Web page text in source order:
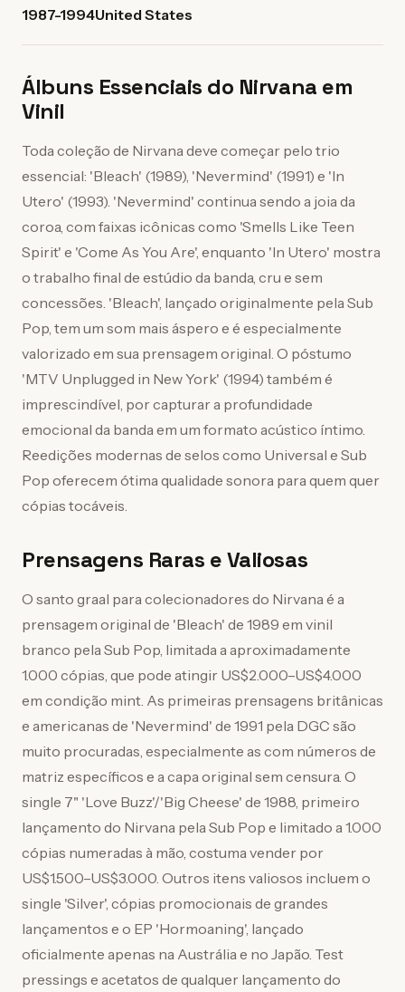
1987-1994United States
Álbuns Essenciais do Nirvana em
Vinil
Toda coleção de Nirvana deve começar pelo trio
essencial: 'Bleach' (1989), 'Nevermind' (1991) e 'In
Utero' (1993). 'Nevermind' continua sendo a joia da
coroa, com faixas icônicas como 'Smells Like Teen
Spirit' e 'Come As You Are', enquanto 'In Utero' mostra
o trabalho final de estúdio da banda, cru e sem
concessões. 'Bleach', lançado originalmente pela Sub
Pop, tem um som mais áspero e é especialmente
valorizado em sua prensagem original. O póstumo
'MTV Unplugged in New York' (1994) também é
imprescindível, por capturar a profundidade
emocional da banda em um formato acústico íntimo.
Reedições modernas de selos como Universal e Sub
Pop oferecem ótima qualidade sonora para quem quer
cópias tocáveis.
Prensagens Raras e Valiosas
O santo graal para colecionadores do Nirvana é a
prensagem original de 'Bleach' de 1989 em vinil
branco pela Sub Pop, limitada a aproximadamente
1.000 cópias, que pode atingir US$2.000–US$4.000
em condição mint. As primeiras prensagens britânicas
e americanas de 'Nevermind' de 1991 pela DGC são
muito procuradas, especialmente as com números de
matriz específicos e a capa original sem censura. O
single 7" 'Love Buzz'/'Big Cheese' de 1988, primeiro
lançamento do Nirvana pela Sub Pop e limitado a 1.000
cópias numeradas à mão, costuma vender por
US$1.500–US$3.000. Outros itens valiosos incluem o
single 'Silver', cópias promocionais de grandes
lançamentos e o EP 'Hormoaning', lançado
oficialmente apenas na Austrália e no Japão. Test
pressings e acetatos de qualquer lançamento do